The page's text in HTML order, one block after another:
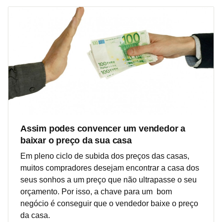
Assim podes convencer um vendedor a
baixar o preço da sua casa
Em pleno ciclo de subida dos preços das casas,
muitos compradores desejam encontrar a casa dos
seus sonhos a um preço que não ultrapasse o seu
orçamento. Por isso, a chave para um bom
negócio é conseguir que o vendedor baixe o preço
da casa.